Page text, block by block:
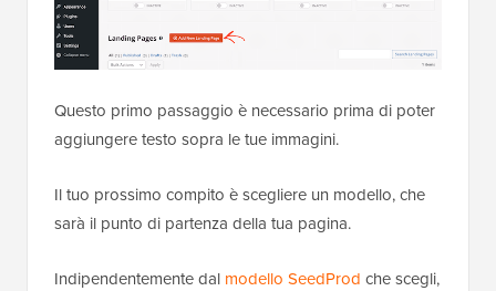
Questo primo passaggio è necessario prima di poter
aggiungere testo sopra le tue immagini.
Il tuo prossimo compito è scegliere un modello, che
sarà il punto di partenza della tua pagina.
Indipendentemente dal modello SeedProd che scegli,